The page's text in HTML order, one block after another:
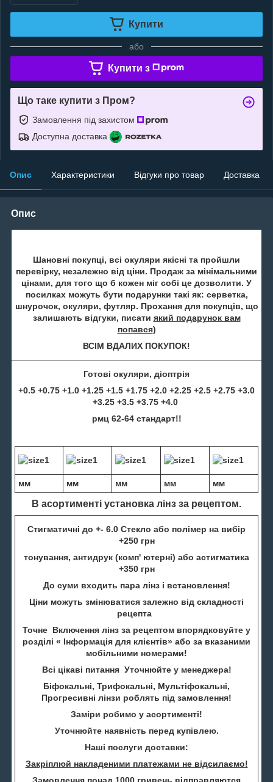
Купити
або
Купити з
Що таке купити з Пром?
Замовлення під захистом
Доступна доставка
Опис Характеристики Відгуки про товар Доставка
Опис
Шановні покупці, всі окуляри якісні та пройшли
перевірку, незалежно від ціни. Продаж за мінімальними
цінами, для того що б кожен міг собі це дозволити. У
посилках можуть бути подарунки такі як: серветка,
шнурочок, окуляри, футляр. Прохання для покупців, що
залишають відгуки, писати який подарунок вам
попався)
ВСІМ ВДАЛИХ ПОКУПОК!
Готові окуляри, діоптрія
+0.5 +0.75 +1.0 +1.25 +1.5 +1.75 +2.0 +2.25 +2.5 +2.75 +3.0
+3.25 +3.5 +3.75 +4.0
рмц 62-64 стандарт!!
мм мм мм мм мм
В асортименті установка лінз за рецептом.
Стигматичні до +- 6.0 Стекло або полімер на вибір
+250 грн
тонування, антидрук (комп' ютерні) або астигматика
+350 грн
До суми входить пара лінз і встановлення!
Ціни можуть змінюватися залежно від складності
рецепта
Точне Включення лінз за рецептом впорядковуйте у
розділі « Інформація для клієнтів» або за вказаними
мобільними номерами!
Всі цікаві питання Уточнюйте у менеджера!
Біфокальні, Трифокальні, Мультіфокальні,
Прогресивні лінзи роблять під замовлення!
Заміри робимо у асортименті!
Уточнюйте наявність перед купівлею.
Наші послуги доставки:
Закріплюй накладеними платежами не відсилаємо!
Замовлення понад 1000 гривень відправляются